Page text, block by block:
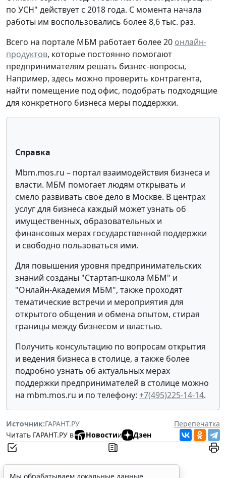
по УСН" действует с 2018 года. С момента начала
работы им воспользовались более 8,6 тыс. раз.
Всего на портале МБМ работает более 20 онлайн-
продуктов, которые постоянно помогают
предпринимателям решать бизнес-вопросы,
Например, здесь можно проверить контрагента,
найти помещение под офис, подобрать подходящие
для конкретного бизнеса меры поддержки.
Справка
Mbm.mos.ru – портал взаимодействия бизнеса и
власти. МБМ помогает людям открывать и
смело развивать свое дело в Москве. В центрах
услуг для бизнеса каждый может узнать об
имущественных, образовательных и
финансовых мерах государственной поддержки
и свободно пользоваться ими.
Для повышения уровня предпринимательских
знаний созданы "Стартап-школа МБМ" и
"Онлайн-Академия МБМ", также проходят
тематические встречи и мероприятия для
открытого общения и обмена опытом, стирая
границы между бизнесом и властью.
Получить консультацию по вопросам открытия
и ведения бизнеса в столице, а также более
подробно узнать об актуальных мерах
поддержки предпринимателей в столице можно
на mbm.mos.ru и по телефону: +7(495)225-14-14.
Источник:ГАРАНТ.РУ
Перепечатка
Читать ГАРАНТ.РУ в
Новостии Дзен